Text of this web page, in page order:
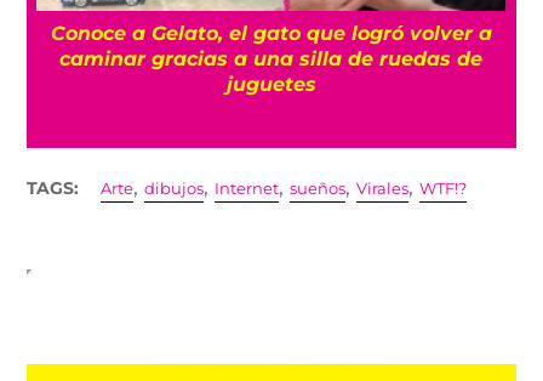
Conoce a Gelato, el gato que logró volver a
caminar gracias a una silla de ruedas de
juguetes
TAGS: Arte,dibujos, Internet,sueños,Virales,WTF!?